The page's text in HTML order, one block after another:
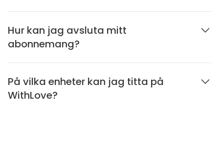
Hur kan jag avsluta mitt
abonnemang?
På vilka enheter kan jag titta på
WithLove?